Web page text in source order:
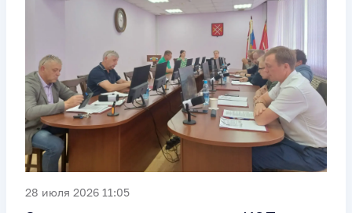
28 июля 2026 11:05